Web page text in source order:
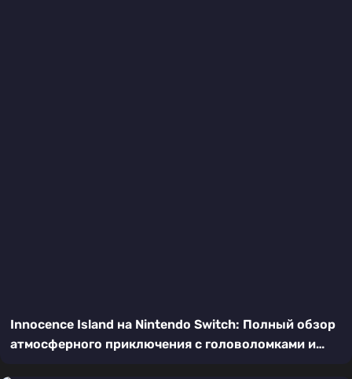
Innocence Island на Nintendo Switch: Полный обзор
атмосферного приключения с головоломками и